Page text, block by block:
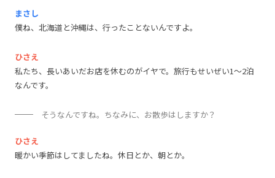
まさし
僕ね、北海道と沖縄は、行ったことないんですよ。
ひさえ
私たち、長いあいだお店を休むのがイヤで。旅行もせいぜい1～2泊
なんです。
そうなんですね。ちなみに、お散歩はしますか？
ひさえ
暖かい季節はしてましたね。休日とか、朝とか。